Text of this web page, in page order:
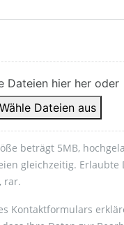
Dateien hier her oder
Wähle Dateien aus
beträgt 5MB,
gleichzeitig. Erlaubte
rar.
Kontaktformulars